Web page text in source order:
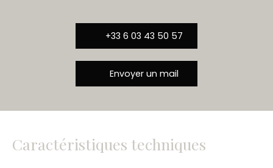
+33 6 03 43 50 57
Envoyer un mail
Caractéristiques techniques